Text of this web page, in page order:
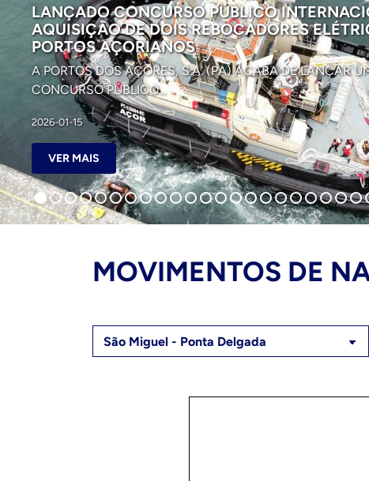
LANÇADO CONCURSO PÚBLICO
AQUISIÇÃO DE DOIS REBOCADORES
PORTOS AÇORIANOS
A PORTOS DOS AÇORES, S.A. (PA) ACABA DE LANÇAR
CONCURSO PÚBLICO...
2026-01-15
VER MAIS
MOVIMENTOS DE